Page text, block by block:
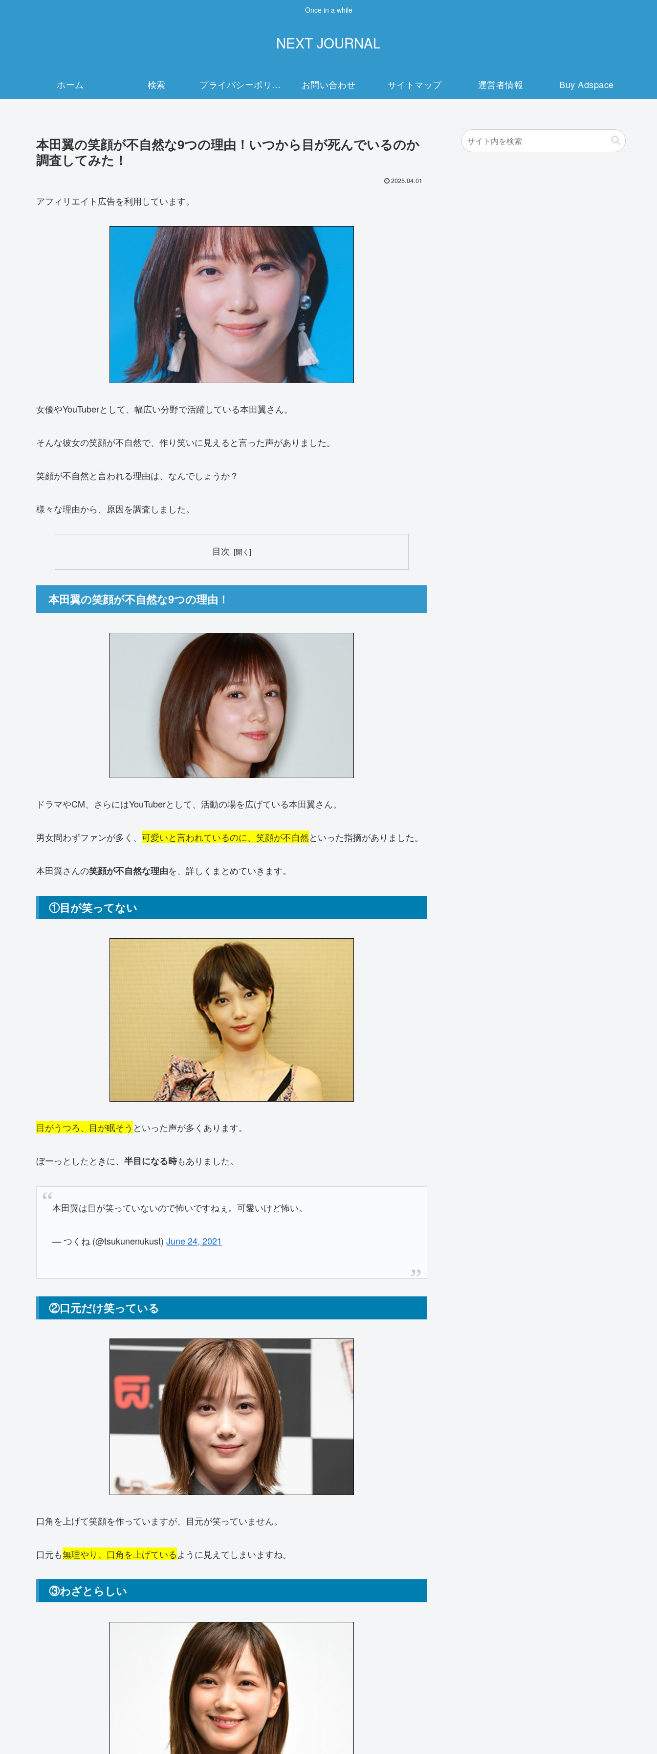
Once in a while
NEXT JOURNAL
ホーム 検索 プライバシーポリシー お問い合わせ サイトマップ 運営者情報 Buy Adspace
本田翼の笑顔が不自然な9つの理由！いつから目が死んでいるのか
調査してみた！
2025.04.01
アフィリエイト広告を利用しています。
女優やYouTuberとして、幅広い分野で活躍している本田翼さん。
そんな彼女の笑顔が不自然で、作り笑いに見えると言った声がありました。
笑顔が不自然と言われる理由は、なんでしょうか？
様々な理由から、原因を調査しました。
目次
本田翼の笑顔が不自然な9つの理由！
ドラマやCM、さらにはYouTuberとして、活動の場を広げている本田翼さん。
男女問わずファンが多く、 可愛いと言われているのに、笑顔が不自然といった指摘がありました。
本田翼さんの笑顔が不自然な理由を、詳しくまとめていきます。
①目が笑ってない
目がうつろ、目が眠そう といった声が多くあります。
ぼーっとしたときに、 半目になる時もありました。
本田翼は目が笑っていないので怖いですねぇ。可愛いけど怖い。
— つくね (@tsukunenukust)June 24, 2021
②口元だけ笑っている
口角を上げて笑顔を作っていますが、目元が笑っていません。
口元も無理やり、口角を上げているように見えてしまいますね。
③わざとらしい